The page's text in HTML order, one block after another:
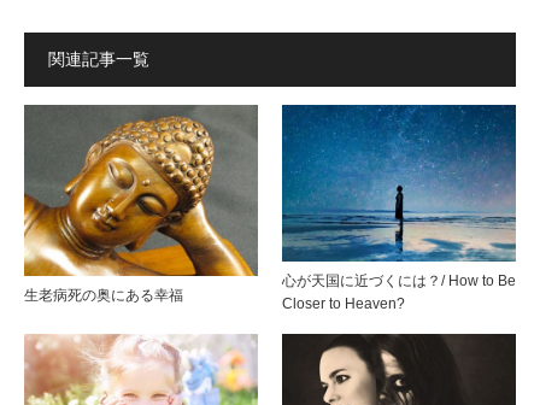
関連記事一覧
生老病死の奥にある幸福
心が天国に近づくには？/ How to Be
Closer to Heaven?